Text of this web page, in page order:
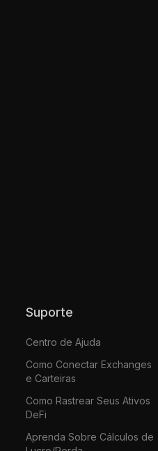
Suporte
Centro de Ajuda
Como Conectar Exchanges
e Carteiras
Como Rastrear Seus Ativos
DeFi
Aprenda Sobre Cálculos de